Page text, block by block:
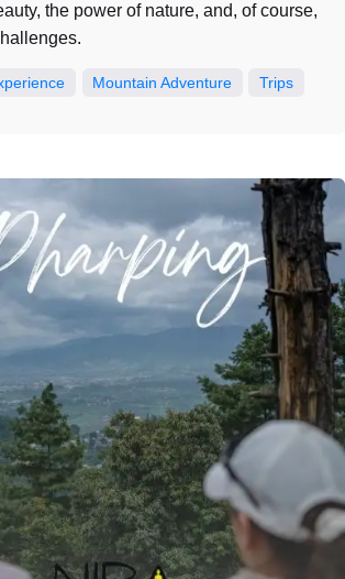
the power of nature, and, of course,
Mountain Adventure Trips